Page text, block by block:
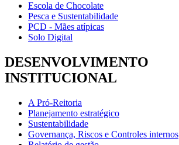
Escola de Chocolate
Pesca e Sustentabilidade
PCD - Mães atípicas
Solo Digital
DESENVOLVIMENTO
INSTITUCIONAL
A Pró-Reitoria
Planejamento estratégico
Sustentabilidade
Governança, Riscos e Controles internos